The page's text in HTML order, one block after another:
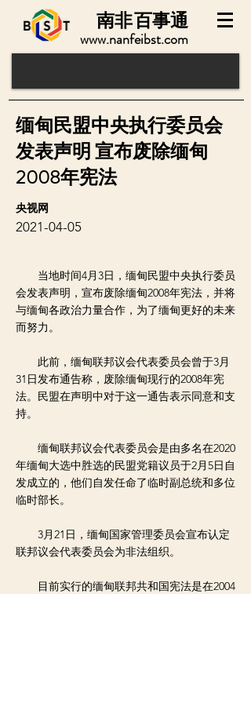
www.nanfeibst.com
百事通
南非
当地时间4月3日，缅甸民盟中央执行委员
会发表声明，宣布废除缅甸2008年宪法，并将
与缅甸各政治力量合作，为了缅甸更好的未来
而努力。
此前，缅甸联邦议会代表委员会曾于3月
31日发布通告称，废除缅甸现行的2008年宪
法。民盟在声明中对于这一通告表示同意和支
持。
缅甸联邦议会代表委员会是由多名在2020
年缅甸大选中胜选的民盟党籍议员于2月5日自
发成立的，他们自发任命了临时副总统和多位
临时部长。
3月21日，缅甸国家管理委员会宣布认定
联邦议会代表委员会为非法组织。
目前实行的缅甸联邦共和国宪法是在2004
央视网
2021-04-05
缅甸民盟中央执行委员会
发表声明 宣布废除缅甸
2008年宪法